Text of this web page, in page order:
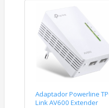
Adaptador Powerline
Link AV600 Extender